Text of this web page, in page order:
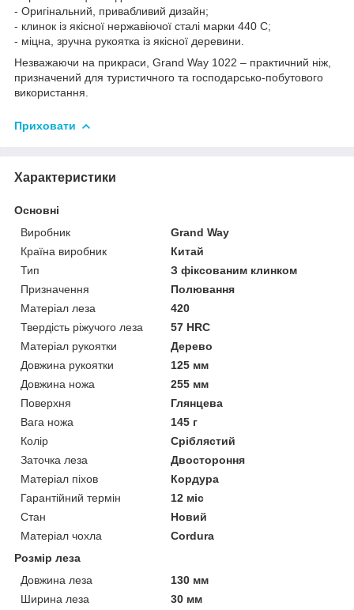
- Оригінальний, привабливий дизайн;
- клинок із якісної нержавіючої сталі марки 440 С;
- міцна, зручна рукоятка із якісної деревини.
Незважаючи на прикраси, Grand Way 1022 – практичний ніж,
призначений для туристичного та господарсько-побутового
використання.
Приховати
Характеристики
Основні
Виробник
Grand Way
Країна виробник
Китай
Тип
З фіксованим клинком
Призначення
Полювання
Матеріал леза
420
Твердість ріжучого леза
57 HRC
Матеріал рукоятки
Дерево
Довжина рукоятки
125 мм
Довжина ножа
255 мм
Поверхня
Глянцева
Вага ножа
145 г
Колір
Сріблястий
Заточка леза
Двостороння
Матеріал піхов
Кордура
Гарантійний термін
12 міс
Стан
Новий
Матеріал чохла
Cordura
Розмір леза
Довжина леза
130 мм
Ширина леза
30 мм